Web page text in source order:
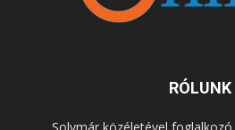
RÓLUNK
Solymár közéletével